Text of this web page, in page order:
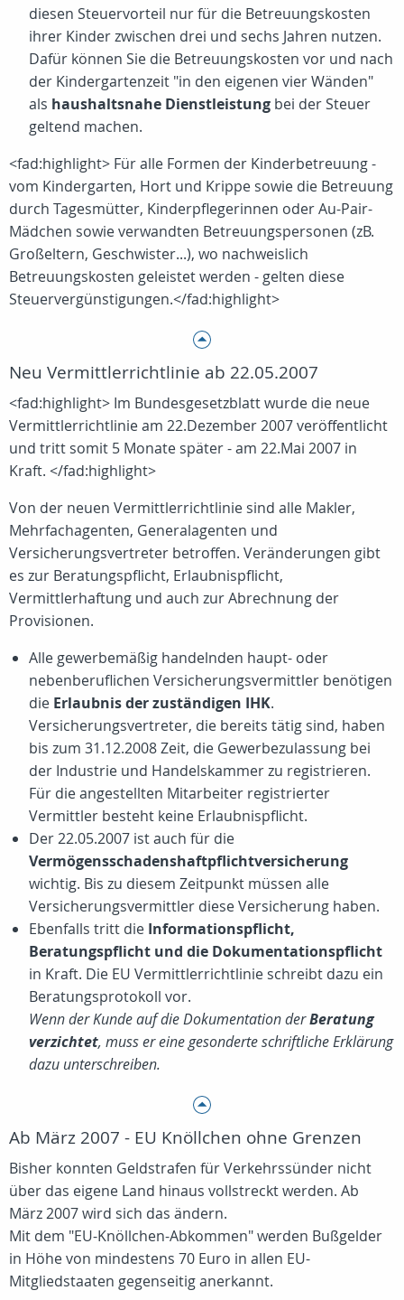
diesen Steuervorteil nur für die Betreuungskosten
ihrer Kinder zwischen drei und sechs Jahren nutzen.
Dafür können Sie die Betreuungskosten vor und nach
der Kindergartenzeit "in den eigenen vier Wänden"
als haushaltsnahe Dienstleistung bei der Steuer
geltend machen.
<fad:highlight> Für alle Formen der Kinderbetreuung -
vom Kindergarten, Hort und Krippe sowie die Betreuung
durch Tagesmütter, Kinderpflegerinnen oder Au-Pair-
Mädchen sowie verwandten Betreuungspersonen (zB.
Großeltern, Geschwister...), wo nachweislich
Betreuungskosten geleistet werden - gelten diese
Steuervergünstigungen.</fad:highlight>
Neu Vermittlerrichtlinie ab 22.05.2007
<fad:highlight> Im Bundesgesetzblatt wurde die neue
Vermittlerrichtlinie am 22.Dezember 2007 veröffentlicht
und tritt somit 5 Monate später - am 22.Mai 2007 in
Kraft. </fad:highlight>
Von der neuen Vermittlerrichtlinie sind alle Makler,
Mehrfachagenten, Generalagenten und
Versicherungsvertreter betroffen. Veränderungen gibt
es zur Beratungspflicht, Erlaubnispflicht,
Vermittlerhaftung und auch zur Abrechnung der
Provisionen.
Alle gewerbemäßig handelnden haupt- oder
nebenberuflichen Versicherungsvermittler benötigen
die Erlaubnis der zuständigen IHK.
Versicherungsvertreter, die bereits tätig sind, haben
bis zum 31.12.2008 Zeit, die Gewerbezulassung bei
der Industrie und Handelskammer zu registrieren.
Für die angestellten Mitarbeiter registrierter
Vermittler besteht keine Erlaubnispflicht.
Der 22.05.2007 ist auch für die
Vermögensschadenshaftpflichtversicherung
wichtig. Bis zu diesem Zeitpunkt müssen alle
Versicherungsvermittler diese Versicherung haben.
Ebenfalls tritt die Informationspflicht,
Beratungspflicht und die Dokumentationspflicht
in Kraft. Die EU Vermittlerrichtlinie schreibt dazu ein
Beratungsprotokoll vor.
Wenn der Kunde auf die Dokumentation derBeratung
verzichtet, muss er eine gesonderte schriftliche Erklärung
dazu unterschreiben.
Ab März 2007 - EU Knöllchen ohne Grenzen
Bisher konnten Geldstrafen für Verkehrssünder nicht
über das eigene Land hinaus vollstreckt werden. Ab
März 2007 wird sich das ändern.
Mit dem "EU-Knöllchen-Abkommen" werden Bußgelder
in Höhe von mindestens 70 Euro in allen EU-
Mitgliedstaaten gegenseitig anerkannt.